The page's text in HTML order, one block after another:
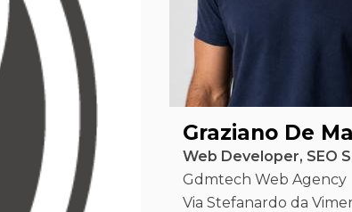
Graziano De
Web Developer, SEO
Gdmtech Web Agency
Via Stefanardo da